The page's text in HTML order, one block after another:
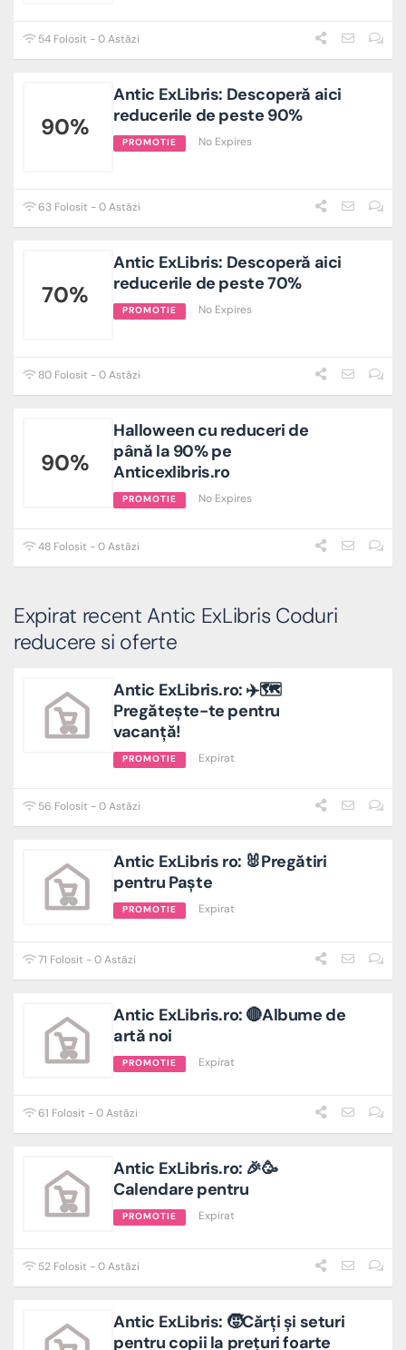
54 Folosit - 0 Astăzi
90%
Antic ExLibris: Descoperă aici
reducerile de peste 90%
PROMOTIE No Expires
63 Folosit - 0 Astăzi
70%
Antic ExLibris: Descoperă aici
reducerile de peste 70%
PROMOTIE No Expires
80 Folosit - 0 Astăzi
90%
Halloween cu reduceri de
până la 90% pe
Anticexlibris.ro
PROMOTIE No Expires
48 Folosit - 0 Astăzi
Expirat recent Antic ExLibris Coduri
reducere si oferte
Antic ExLibris.ro: ✈️🗺️
Pregătește-te pentru
vacanță!
PROMOTIE Expirat
56 Folosit - 0 Astăzi
Antic ExLibris ro: 🐰Pregătiri
pentru Paște
PROMOTIE Expirat
71 Folosit - 0 Astăzi
Antic ExLibris.ro: 🔴Albume de
artă noi
PROMOTIE Expirat
61 Folosit - 0 Astăzi
Antic ExLibris.ro: 🎉🥳
Calendare pentru
PROMOTIE Expirat
52 Folosit - 0 Astăzi
Antic ExLibris: 🧒Cărți și seturi
pentru copii la prețuri foarte